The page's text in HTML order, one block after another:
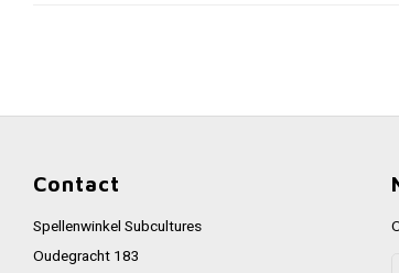
Contact
Spellenwinkel Subcultures
Oudegracht 183